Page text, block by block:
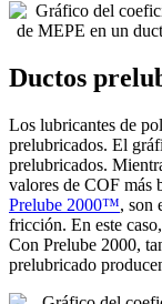
Ductos
Los lubricantes de
prelubricados. El
prelubricados.
valores de COF más
Prelube 2000™, son
fricción. En este
Con Prelube 2000,
prelubricado